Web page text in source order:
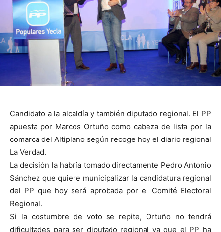
Candidato a la alcaldía y también diputado regional. El PP
apuesta por Marcos Ortuño como cabeza de lista por la
comarca del Altiplano según recoge hoy el diario regional
La Verdad.
La decisión la habría tomado directamente Pedro Antonio
Sánchez que quiere municipalizar la candidatura regional
del PP que hoy será aprobada por el Comité Electoral
Regional.
Si la costumbre de voto se repite, Ortuño no tendrá
dificultades para ser diputado regional ya que el PP ha